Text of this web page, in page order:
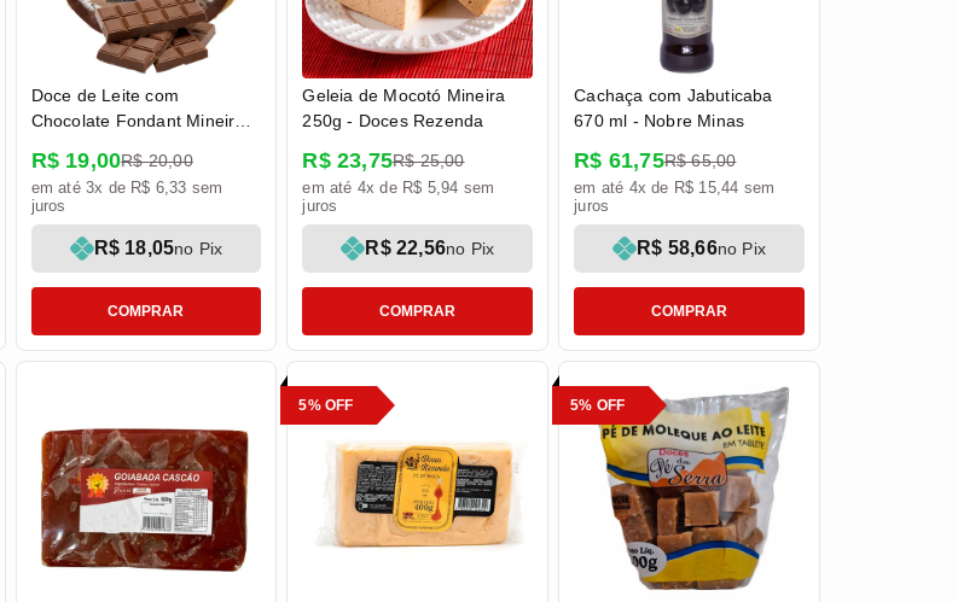
Doce de Leite com
Chocolate Fondant Mineiro
da Serra
R$ 19,00R$ 20,00
R$ 18,05no Pix
em até 3x de R$ 6,33 sem
juros
COMPRAR
Geleia de Mocotó Mineira
250g - Doces Rezenda
R$ 23,75R$ 25,00
R$ 22,56no Pix
em até 4x de R$ 5,94 sem
juros
COMPRAR
Cachaça com Jabuticaba
670 ml - Nobre Minas
R$ 61,75R$ 65,00
R$ 58,66no Pix
em até 4x de R$ 15,44 sem
juros
COMPRAR
5% OFF 5% OFF